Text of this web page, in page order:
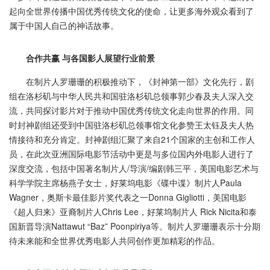
起向全世界传播中国优秀传统文化的使命，让更多海外观众看到了
属于中国人自己的神话故事。
合作共赢 与各国影人展望行业前景
在制片人罗珊珊的积极推动下，《封神第一部》文化先行，剧
组在洛杉矶与中华人民共和国驻洛杉矶总领事郭少春及夫人深入交
流，共同探讨影片对于推动中国优秀传统文化走向世界的作用。同
时封神剧组还受到中国驻洛杉矶总领事馆文化参赞王太钰及夫人热
情接待和充分肯定。封神剧组汇聚了来自21个国家的主创和工作人
员，在此次亚洲国际电影节活动中更是与多位国内外电影人进行了
深度交流，包括中国著名制片人/导演/编剧韩三平，美国电影艺术与
科学学院主席杨燕子女士，好莱坞电影《碟中谍》制片人Paula
Wagner，奥斯卡最佳影片奖代表之一Donna Gigliotti，美国电影
《超人归来》亚裔制片人Chris Lee，好莱坞制片人 Rick Nicita和泰
国新晋导演Nattawut “Baz” Poonpiriya等。制片人罗珊珊表示十分期
待未来能和全世界优秀电影人共同创作更加精彩的作品。